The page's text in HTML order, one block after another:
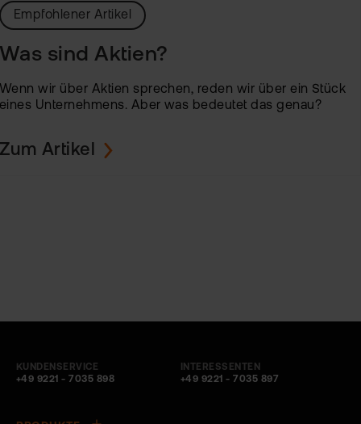
Empfohlener Artikel
Was sind Aktien?
Wenn wir über Aktien sprechen, reden wir über ein Stück
eines Unternehmens. Aber was bedeutet das genau?
Zum Artikel
KUNDENSERVICE
+49 9221 - 7035 898
INTERESSENTEN
+49 9221 - 7035 897